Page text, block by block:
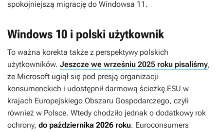
spokojniejszą migrację do Windowsa 11.
Windows 10 i polski użytkownik
To ważna korekta także z perspektywy polskich
użytkowników. Jeszcze we wrześniu 2025 roku pisaliśmy,
że Microsoft ugiął się pod presją organizacji
konsumenckich i udostępnił darmową ścieżkę ESU w
krajach Europejskiego Obszaru Gospodarczego, czyli
również w Polsce. Wtedy chodziło jednak o dodatkowy rok
ochrony, do października 2026 roku. Euroconsumers